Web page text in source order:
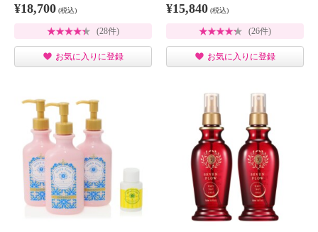
¥18,700 (税込)
(28件)
お気に入りに登録
¥15,840 (税込)
(26件)
お気に入りに登録